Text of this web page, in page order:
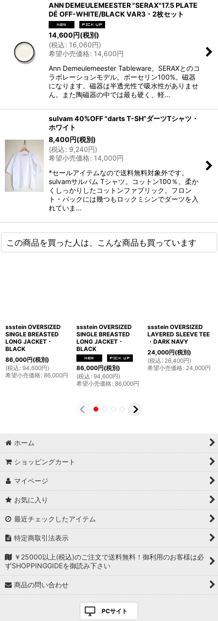
ANN DEMEULEMEESTER "SERAX"17.5 PLATE
DÉ OFF-WHITE/BLACK VAR3・2枚セット
14,600円(税別)
(税込: 16,060円)
希望小売価格: 14,600円
Ann Demeulemeester Tableware。SERAXとのコ
ラボレーションモデル。ポーセリン100%。磁器
になります。磁器は半透光性で吸水性がありませ
ん。また陶磁器の中では最も硬く、軽…
sulvam 40%OFF "darts T-SH”ダーツTシャツ・
ホワイト
8,400円(税別)
(税込: 9,240円)
希望小売価格: 14,000円
*セールアイテムなので送料無料対象外です。
sulvamサルバム Tシャツ。コットン100％。柔か
くしっかりしたコットンファブリック。フロン
ト・バックには幾つもロックミシンでダーツを入
れていま…
この商品を買った人は、こんな商品も買っています
ssstein OVERSIZED
SINGLE BREASTED
LONG JACKET・
BLACK
86,000円(税別)
(税込 : 94,600円)
希望小売価格: 86,000円
ssstein OVERSIZED
SINGLE BREASTED
LONG JACKET・
BLACK
86,000円(税別)
(税込 : 94,600円)
希望小売価格: 86,000円
ssstein OVERSIZED
LAYERED SLEEVE TEE
・DARK NAVY
24,000円(税別)
(税込 : 26,400円)
希望小売価格: 24,000円
ホーム
ショッピングカート
マイページ
お気に入り
最近チェックしたアイテム
特定商取引法表示
￥25000以上(税込)のご注文で送料無料！御利用のお客様は必
ずSHOPPINGGIDEを御読み下さい
商品の問い合わせ
PCサイト